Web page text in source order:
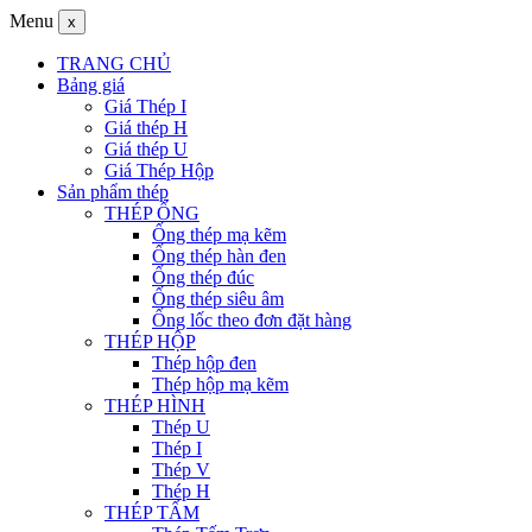
Menu x
TRANG CHỦ
Bảng giá
Giá Thép I
Giá thép H
Giá thép U
Giá Thép Hộp
Sản phẩm thép
THÉP ỐNG
Ống thép mạ kẽm
Ống thép hàn đen
Ống thép đúc
Ống thép siêu âm
Ống lốc theo đơn đặt hàng
THÉP HỘP
Thép hộp đen
Thép hộp mạ kẽm
THÉP HÌNH
Thép U
Thép I
Thép V
Thép H
THÉP TẤM